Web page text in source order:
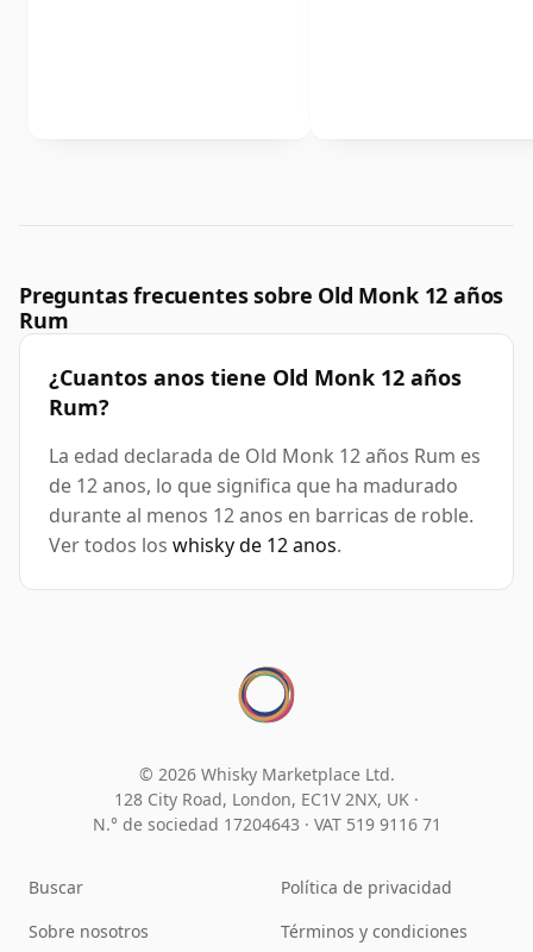
Preguntas frecuentes sobre Old Monk 12 años
Rum
¿Cuantos anos tiene Old Monk 12 años
Rum?
La edad declarada de Old Monk 12 años Rum es
de 12 anos, lo que significa que ha madurado
durante al menos 12 anos en barricas de roble.
Ver todos los whisky de 12 anos.
© 2026 Whisky Marketplace Ltd.
128 City Road, London, EC1V 2NX, UK ·
N.° de sociedad 17204643 · VAT 519 9116 71
Buscar
Sobre nosotros
Política de privacidad
Términos y condiciones